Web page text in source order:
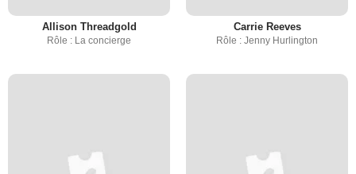
Allison Threadgold
Rôle : La concierge
Carrie Reeves
Rôle : Jenny Hurlington